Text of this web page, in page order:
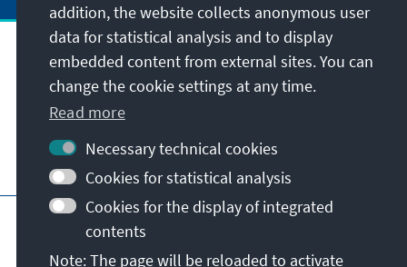
Address
Contact
Visit also
Main page of KAS Imprint
Data protection
Terms of use
Report an accessibility issue
addition, the website collects anonymous user
data for statistical analysis and to display
embedded content from external sites. You can
change the cookie settings at any time.
Read more
Necessary technical cookies
Cookies for statistical analysis
Cookies for the display of integrated
contents
Note: The page will be reloaded to activate